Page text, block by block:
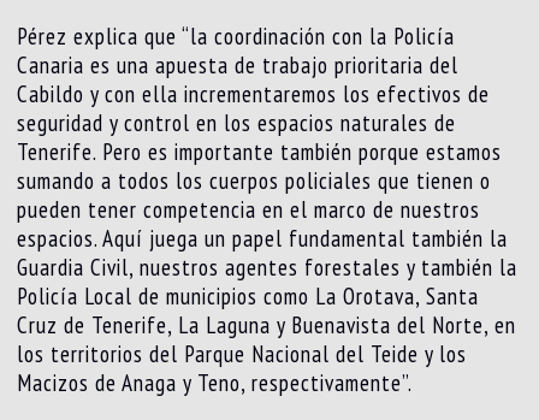
Pérez explica que “la coordinación con la Policía
Canaria es una apuesta de trabajo prioritaria del
Cabildo y con ella incrementaremos los efectivos de
seguridad y control en los espacios naturales de
Tenerife. Pero es importante también porque estamos
sumando a todos los cuerpos policiales que tienen o
pueden tener competencia en el marco de nuestros
espacios. Aquí juega un papel fundamental también la
Guardia Civil, nuestros agentes forestales y también la
Policía Local de municipios como La Orotava, Santa
Cruz de Tenerife, La Laguna y Buenavista del Norte, en
los territorios del Parque Nacional del Teide y los
Macizos de Anaga y Teno, respectivamente”.